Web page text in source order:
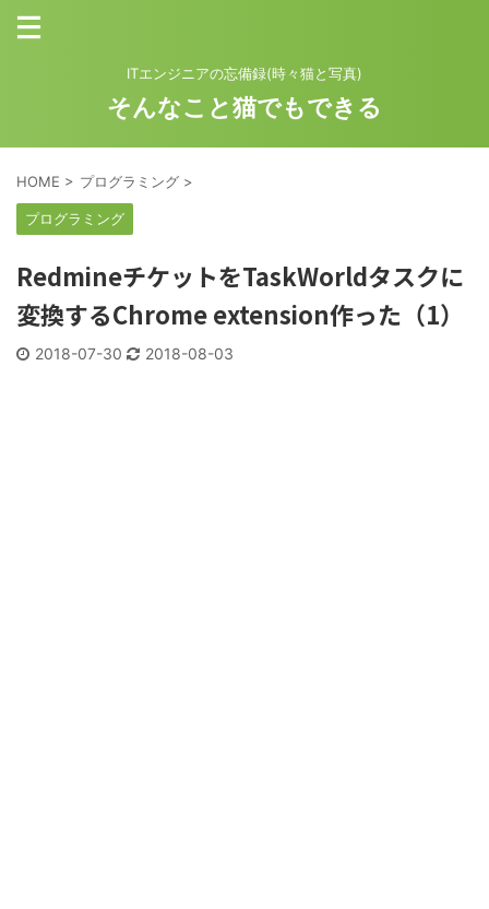
ITエンジニアの忘備録(時々猫と写真)
そんなこと猫でもできる
HOME > プログラミング >
プログラミング
RedmineチケットをTaskWorldタスクに
変換するChrome extension作った（1）
2018-07-30 2018-08-03